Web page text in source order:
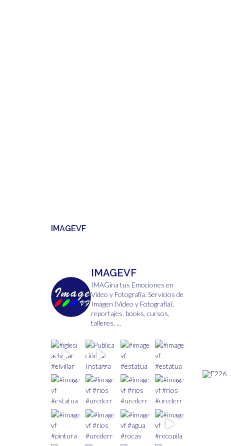
IMAGEVF
IMAGEVF
IMAGina tus Emociones en
Video y Fotografía. Servicios de
Imagen (Video y Fotografía),
reportajes, books, cursos,
talleres, ...